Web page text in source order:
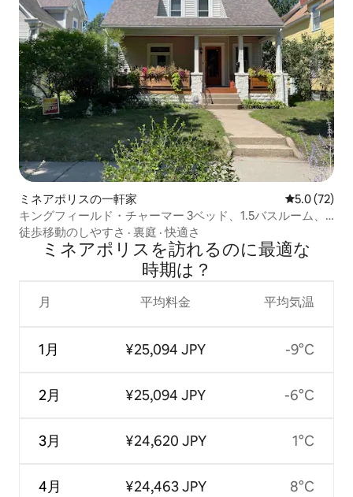
ミネアポリスの一軒家 レビュー72
5.0 (72)
キングフィールド・チャーマー 3ベッド、1.5バスルーム、
エアコン
徒歩移動のしやすさ · 裏庭 ·快適さ
ミネアポリスを訪⁠れ⁠るの⁠に最⁠適⁠な
時⁠期⁠は⁠？
月
1月
2月
3月
4月
平均料金
¥25,094 JPY
¥25,094 JPY
¥24,620 JPY
¥24,463 JPY
平均気温
-9°C
-6°C
1°C
8°C